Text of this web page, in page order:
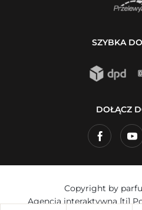
SZYBKA
DOŁĄCZ
Copyright by
Agencja interaktywna[ti]